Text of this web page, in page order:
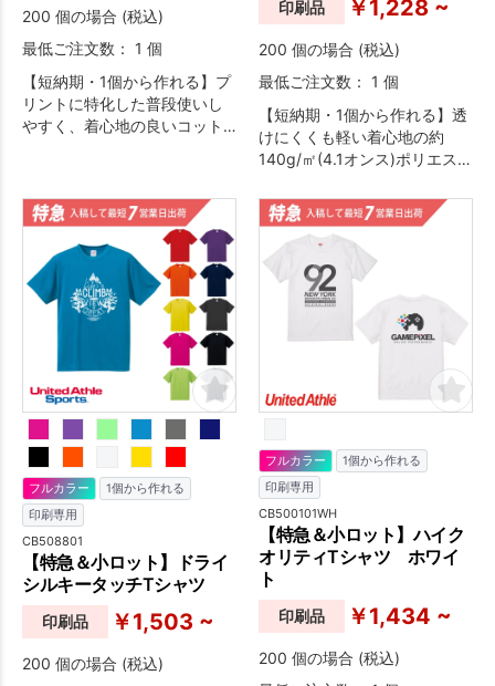
200 個の場合 (税込)
最低ご注文数： 1 個
【短納期・1個から作れる】プ
リントに特化した普段使いし
やすく、着心地の良いコット
印刷品 ￥1,228 ~
200 個の場合 (税込)
最低ご注文数： 1 個
【短納期・1個から作れる】透
けにくくも軽い着心地の約
140g/㎡(4.1オンス)ポリエステ
ツ。
フルカラー
1個から作れる
印刷専用
CB508801
【特急＆小ロット】ドライ
シルキータッチTシャツ
印刷品 ￥1,503 ~
200 個の場合 (税込)
フルカラー
1個から作れる
印刷専用
CB500101WH
【特急＆小ロット】ハイク
オリティTシャツ ホワイ
ト
印刷品 ￥1,434 ~
200 個の場合 (税込)